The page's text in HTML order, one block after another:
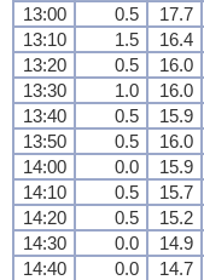
13:00
0.5 17.7
13:10
1.5 16.4
13:20
0.5 16.0
13:30
1.0 16.0
13:40
0.5 15.9
13:50
0.5 16.0
14:00
0.0 15.9
14:10
0.5 15.7
14:20
0.5 15.2
14:30
0.0 14.9
14:40
0.0 14.7